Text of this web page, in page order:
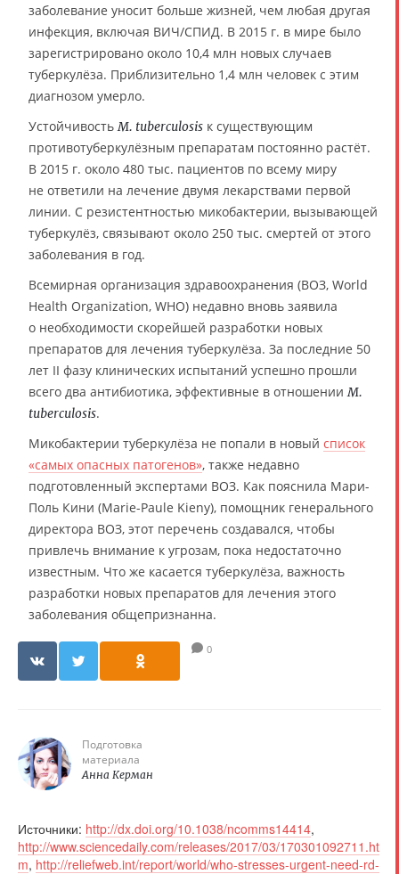
заболевание уносит больше жизней, чем любая другая
инфекция, включая ВИЧ/СПИД. В 2015 г. в мире было
зарегистрировано около 10,4 млн новых случаев
туберкулёза. Приблизительно 1,4 млн человек с этим
диагнозом умерло.
Устойчивость M. tuberculosis к существующим
противотуберкулёзным препаратам постоянно растёт.
В 2015 г. около 480 тыс. пациентов по всему миру
не ответили на лечение двумя лекарствами первой
линии. С резистентностью микобактерии, вызывающей
туберкулёз, связывают около 250 тыс. смертей от этого
заболевания в год.
Всемирная организация здравоохранения (ВОЗ, World
Health Organization, WHO) недавно вновь заявила
о необходимости скорейшей разработки новых
препаратов для лечения туберкулёза. За последние 50
лет II фазу клинических испытаний успешно прошли
всего два антибиотика, эффективные в отношении M.
tuberculosis.
Микобактерии туберкулёза не попали в новый список
«самых опасных патогенов», также недавно
подготовленный экспертами ВОЗ. Как пояснила Мари-
Поль Кини (Marie-Paule Kieny), помощник генерального
директора ВОЗ, этот перечень создавался, чтобы
привлечь внимание к угрозам, пока недостаточно
известным. Что же касается туберкулёза, важность
разработки новых препаратов для лечения этого
заболевания общепризнанна.
0
Подготовка
материала
Анна Керман
Источники: http://dx.doi.org/10.1038/ncomms14414,
http://www.sciencedaily.com/releases/2017/03/170301092711.ht
m, http://reliefweb.int/report/world/who-stresses-urgent-need-rd-